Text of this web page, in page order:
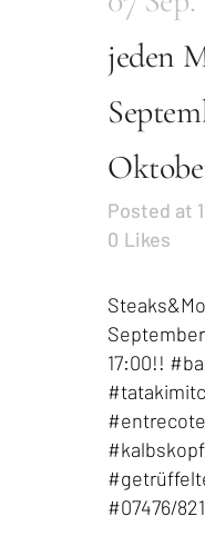
jeden
Posted at
0 Likes
17:00!!
#07476/